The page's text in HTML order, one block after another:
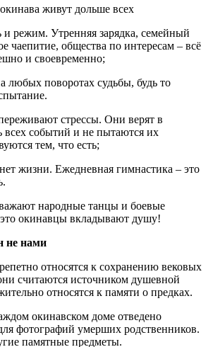
и режим. Утренняя зарядка, семейный
чаепитие, общества по интересам – всё
и своевременно;
любых поворотах судьбы, будь то
стрессы. Они верят в
всех событий и не пытаются их
тем, что есть;
жизни. Ежедневная гимнастика – это
народные танцы и боевые
окинавцы вкладывают душу!
не нами
относятся к сохранению вековых
считаются источником душевной
относятся к памяти о предках.
окинавском доме отведено
фотографий умерших родственников.
памятные предметы.